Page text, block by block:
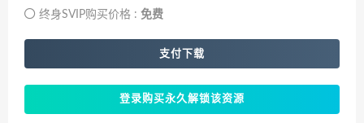
终身SVIP购买价格 : 免费
支付下载
登录购买永久解锁该资源